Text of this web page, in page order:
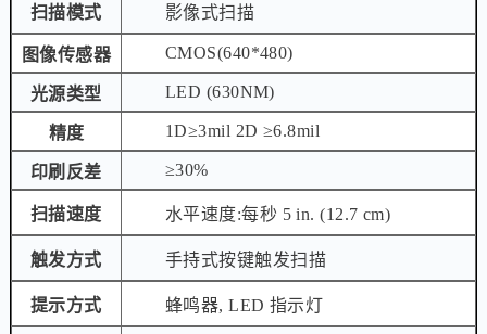
扫描模式 影像式扫描
图像传感器 CMOS(640*480)
光源类型 LED (630NM)
精度 1D≥3mil 2D ≥6.8mil
印刷反差 ≥30%
扫描速度 水平速度:每秒 5 in. (12.7 cm)
触发方式 手持式按键触发扫描
提示方式 蜂鸣器, LED 指示灯